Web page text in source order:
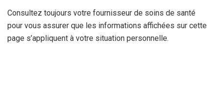
Consultez toujours votre fournisseur de soins de santé
pour vous assurer que les informations affichées sur cette
page s’appliquent à votre situation personnelle.